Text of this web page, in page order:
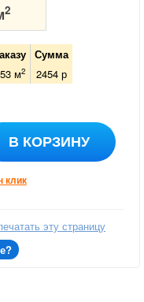
2
Сумма
м2 2454р
В КОРЗИНУ
клик
эту страницу